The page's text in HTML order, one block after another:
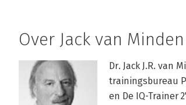
Over Jack van Minden
Dr. Jack J.R. van
trainingsbureau
en De IQ-Trainer